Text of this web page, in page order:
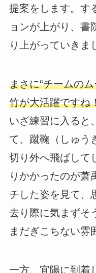
提案をします。す
ョンが上がり、書
り上がっていきま
まさに“チームの
竹が大活躍ですね
いざ練習に入ると
て、蹴鞠（しゅう
切り外へ飛ばして
りかかったのが萧
チした姿を見て、
去り際に気まずそ
まだぎこちない雰
一方、宜陽に到着